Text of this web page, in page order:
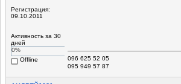
Регистрация:
09.10.2011
Активность за 30
дней
0%
Offline
096 625 52 05
095 949 57 87